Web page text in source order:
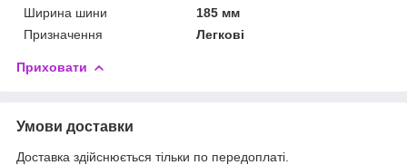
Ширина шини
185 мм
Призначення
Легкові
Приховати
Умови доставки
Доставка здійснюється тільки по передоплаті.